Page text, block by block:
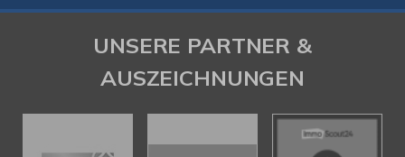
UNSERE PARTNER &
AUSZEICHNUNGEN